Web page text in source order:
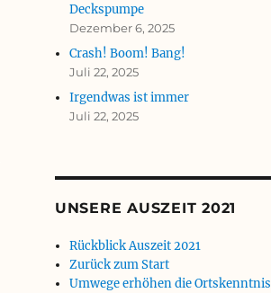
Deckspumpe
Dezember 6, 2025
Crash! Boom! Bang!
Juli 22, 2025
Irgendwas ist immer
Juli 22, 2025
UNSERE AUSZEIT 2021
Rückblick Auszeit 2021
Zurück zum Start
Umwege erhöhen die Ortskenntnis